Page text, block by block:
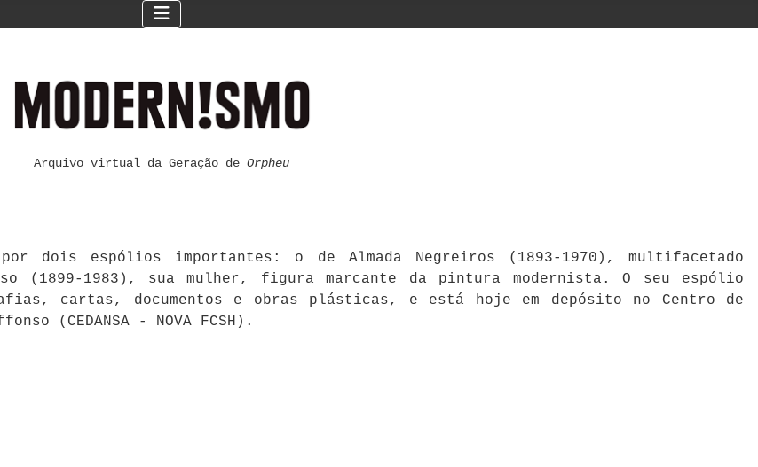
Arquivo virtual da Geração de Orpheu
dois espólios importantes: o de Almada Negreiros (1893-1970), multifacetado
1983), sua mulher, figura marcante da pintura modernista. O seu espólio
cartas, documentos e obras plásticas, e está hoje em depósito no Centro de
(CEDANSA - NOVA FCSH).